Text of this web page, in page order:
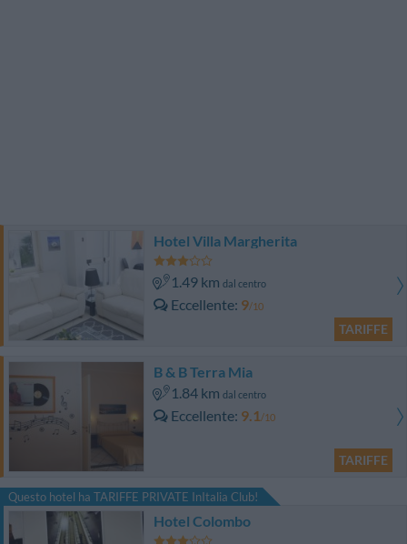
Hotel Villa Margherita
1.49 km dal centro
Eccellente 9/10
TARIFFE
B & B Terra Mia
1.84 km dal centro
Eccellente 9.1/10
TARIFFE
Questo hotel ha TARIFFE PRIVATE InItalia Club!
Hotel Colombo